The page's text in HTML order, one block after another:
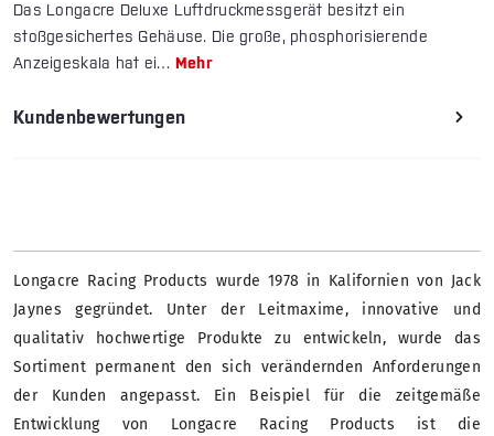
Das Longacre Deluxe Luftdruckmessgerät besitzt ein
stoßgesichertes Gehäuse. Die große, phosphorisierende
Anzeigeskala hat ei… Mehr
Kundenbewertungen
Longacre Racing Products wurde 1978 in Kalifornien von Jack
Jaynes gegründet. Unter der Leitmaxime, innovative und
qualitativ hochwertige Produkte zu entwickeln, wurde das
Sortiment permanent den sich verändernden Anforderungen
der Kunden angepasst. Ein Beispiel für die zeitgemäße
Entwicklung von Longacre Racing Products ist die